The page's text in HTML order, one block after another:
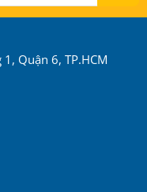
Quận 6, TP.HCM